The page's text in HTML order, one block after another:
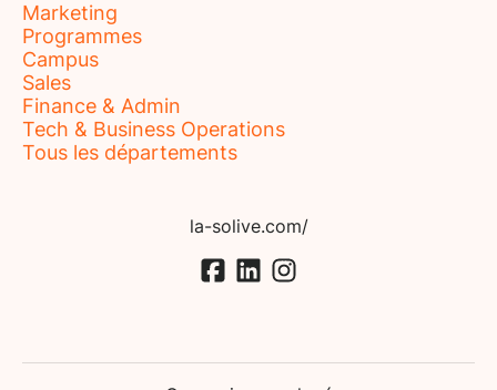
Marketing
Programmes
Campus
Sales
Finance & Admin
Tech & Business Operations
Tous les départements
la-solive.com/